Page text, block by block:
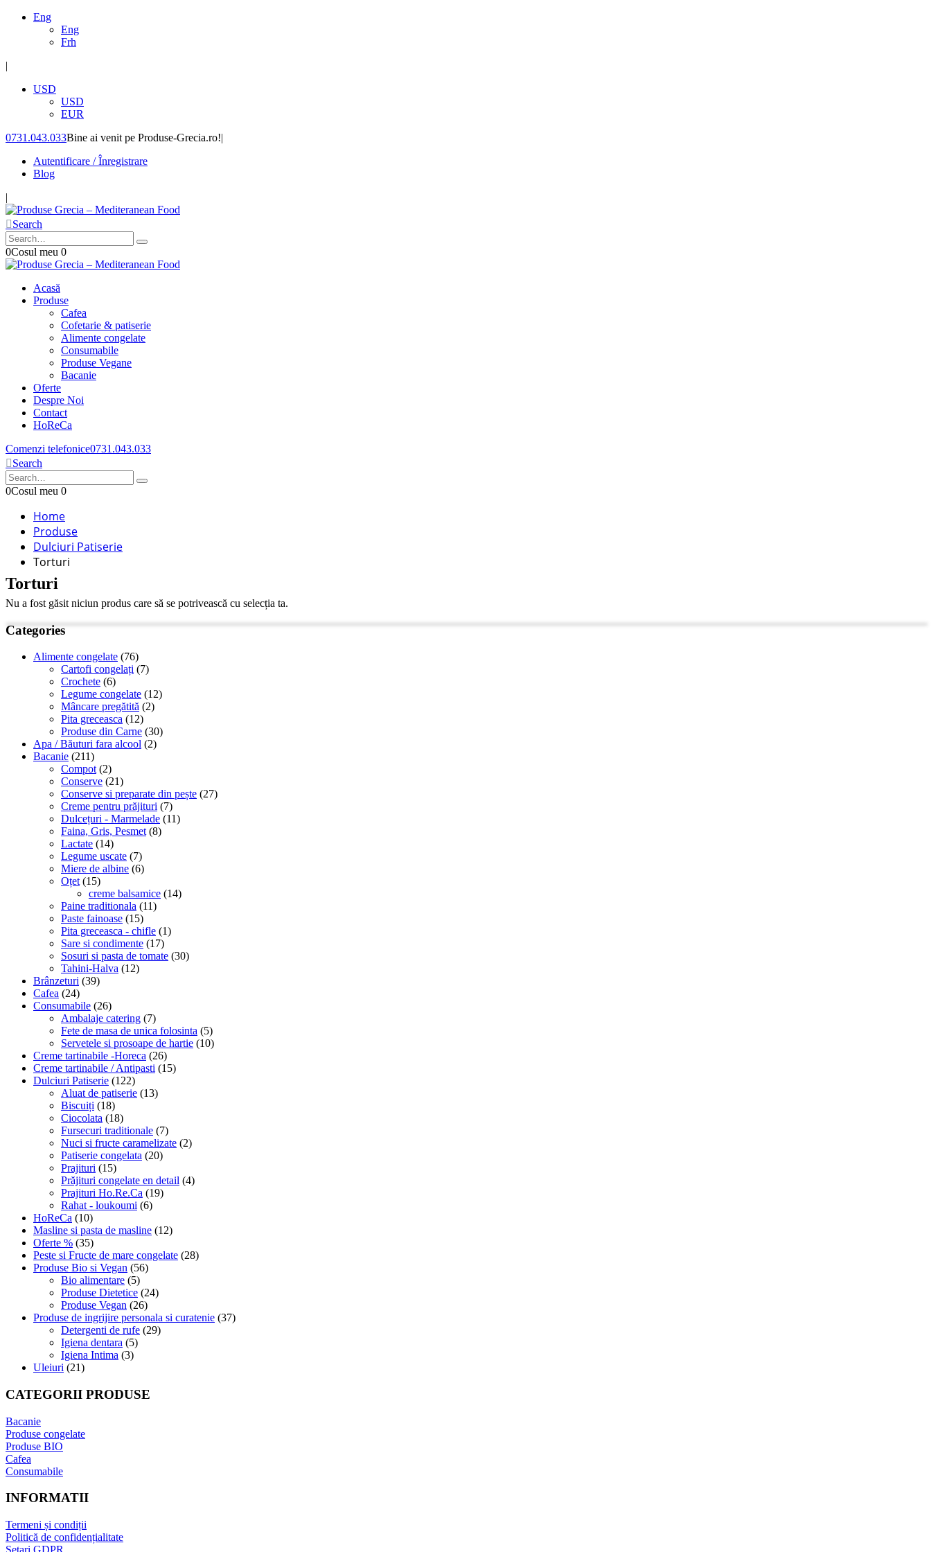
Eng
Eng
Frh
|
USD
USD
EUR
0731.043.033Bine ai venit pe Produse-Grecia.ro!|
Autentificare / Înregistrare
Blog
|
Search
0Cosul meu 0
Acasă
Produse
Cafea
Cofetarie & patiserie
Alimente congelate
Consumabile
Produse Vegane
Bacanie
Oferte
Despre Noi
Contact
HoReCa
Comenzi telefonice0731.043.033
Search
0Cosul meu 0
Home
Produse
Dulciuri Patiserie
Torturi
Torturi
Nu a fost găsit niciun produs care să se potrivească cu selecția ta.
Categories
Alimente congelate (76)
Cartofi congelați (7)
Crochete (6)
Legume congelate (12)
Mâncare pregătită (2)
Pita greceasca (12)
Produse din Carne (30)
Apa / Băuturi fara alcool (2)
Bacanie (211)
Compot (2)
Conserve (21)
Conserve si preparate din pește (27)
Creme pentru prăjituri (7)
Dulcețuri - Marmelade (11)
Faina, Gris, Pesmet (8)
Lactate (14)
Legume uscate (7)
Miere de albine (6)
Oțet (15)
creme balsamice (14)
Paine traditionala (11)
Paste fainoase (15)
Pita greceasca - chifle (1)
Sare si condimente (17)
Sosuri si pasta de tomate (30)
Tahini-Halva (12)
Brânzeturi (39)
Cafea (24)
Consumabile (26)
Ambalaje catering (7)
Fete de masa de unica folosinta (5)
Servetele si prosoape de hartie (10)
Creme tartinabile -Horeca (26)
Creme tartinabile / Antipasti (15)
Dulciuri Patiserie (122)
Aluat de patiserie (13)
Biscuiți (18)
Ciocolata (18)
Fursecuri traditionale (7)
Nuci si fructe caramelizate (2)
Patiserie congelata (20)
Prajituri (15)
Prăjituri congelate en detail (4)
Prajituri Ho.Re.Ca (19)
Rahat - loukoumi (6)
HoReCa (10)
Masline si pasta de masline (12)
Oferte % (35)
Peste si Fructe de mare congelate (28)
Produse Bio si Vegan (56)
Bio alimentare (5)
Produse Dietetice (24)
Produse Vegan (26)
Produse de ingrijire personala si curatenie (37)
Detergenti de rufe (29)
Igiena dentara (5)
Igiena Intima (3)
Uleiuri (21)
CATEGORII PRODUSE
Bacanie
Produse congelate
Produse BIO
Cafea
Consumabile
INFORMATII
Termeni și condiții
Politică de confidențialitate